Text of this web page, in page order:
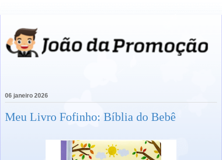
06 janeiro 2026
Meu Livro Fofinho: Bíblia do Bebê